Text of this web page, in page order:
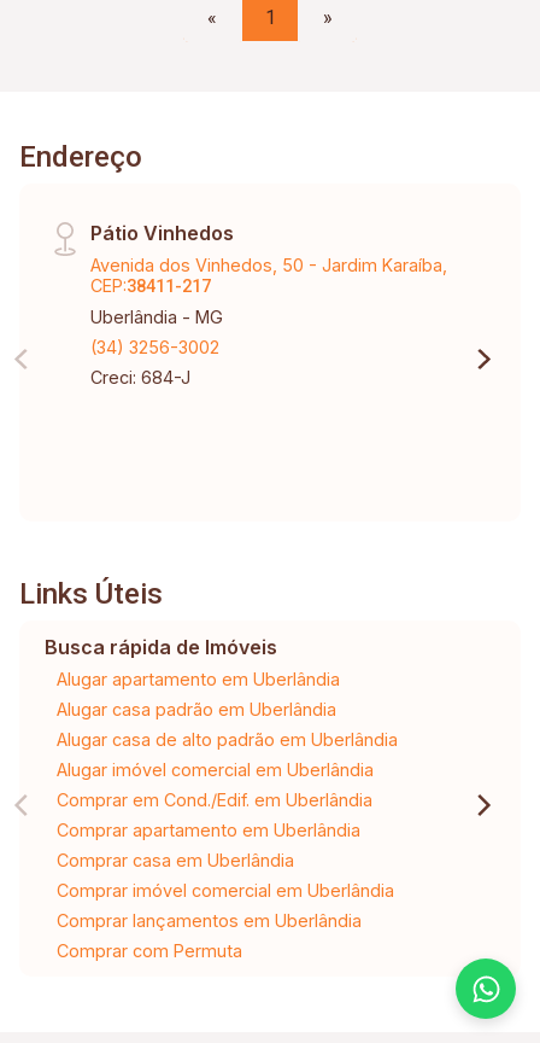
« 1 »
Endereço
Pátio Vinhedos
Avenida dos Vinhedos, 50 - Jardim Karaíba,
CEP:38411-217
Uberlândia - MG
(34) 3256-3002
Creci: 684-J
Links Úteis
Busca rápida de Imóveis
Alugar apartamento em Uberlândia
Alugar casa padrão em Uberlândia
Alugar casa de alto padrão em Uberlândia
Alugar imóvel comercial em Uberlândia
Comprar em Cond./Edif. em Uberlândia
Comprar apartamento em Uberlândia
Comprar casa em Uberlândia
Comprar imóvel comercial em Uberlândia
Comprar lançamentos em Uberlândia
Comprar com Permuta